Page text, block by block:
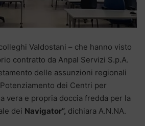
Valdostani – che hanno visto
contratto da Anpal Servizi S.p.A.
delle assunzioni regionali
dei Centri per
vera e propria doccia fredda per la
dei Navigator”, dichiara A.N.NA.